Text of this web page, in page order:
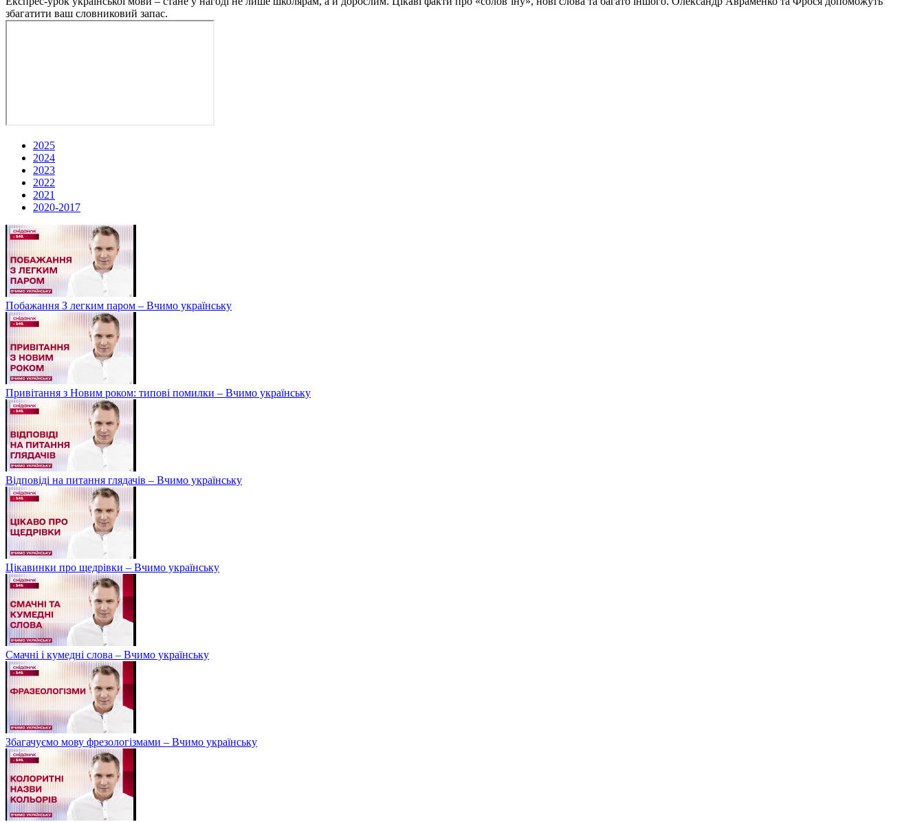
збагатити ваш словниковий запас.
2025
2024
2023
2022
2021
2020-2017
Побажання З легким паром – Вчимо українську
Привітання з Новим роком: типові помилки – Вчимо українську
Відповіді на питання глядачів – Вчимо українську
Цікавинки про щедрівки – Вчимо українську
Смачні і кумедні слова – Вчимо українську
Збагачуємо мову фрезологізмами – Вчимо українську